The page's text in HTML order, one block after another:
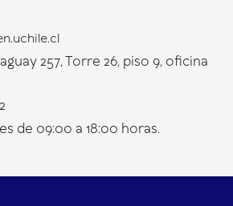
257, Torre 26, piso 9, oficina
de 09:00 a 18:00 horas.